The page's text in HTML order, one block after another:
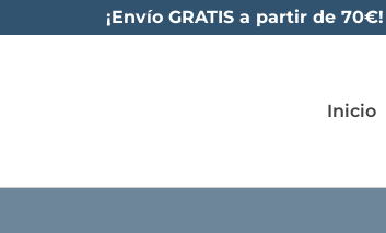
¡Envío GRATIS a partir de 70€!
Inicio